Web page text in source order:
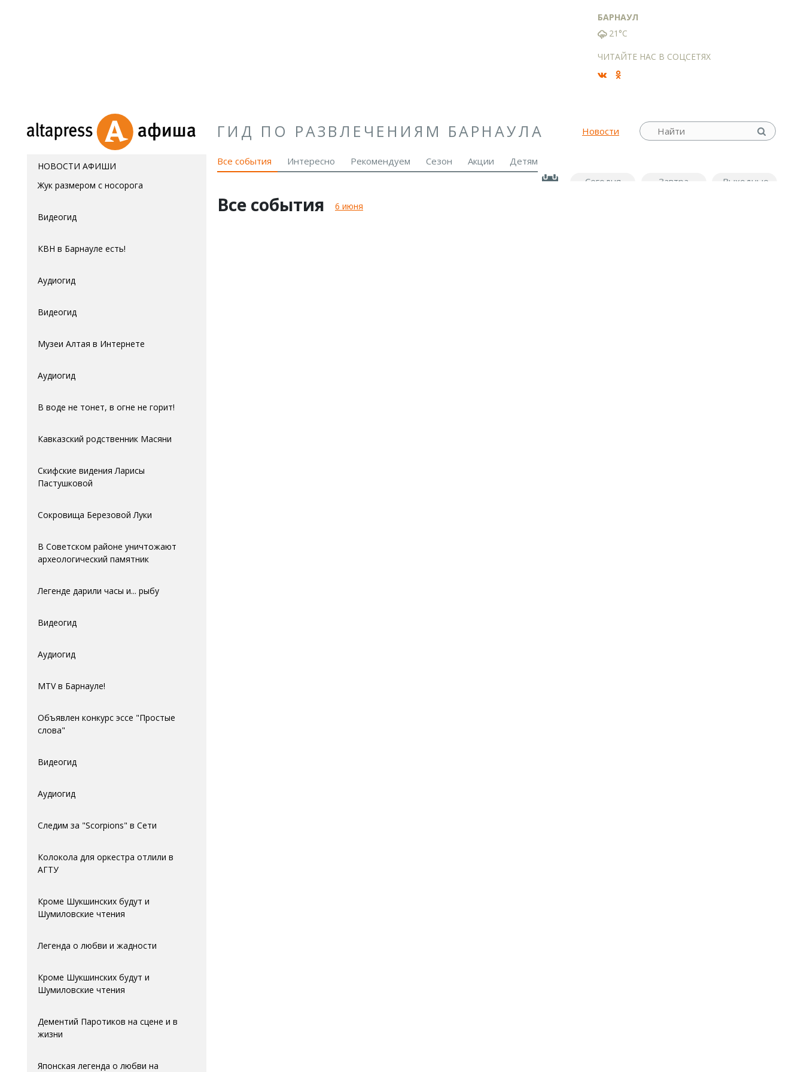
БАРНАУЛ
21°C
ЧИТАЙТЕ НАС В СОЦСЕТЯХ
ГИД ПО РАЗВЛЕЧЕНИЯМ БАРНАУЛА Новости
НОВОСТИ АФИШИ Все события Интересно Рекомендуем Сезон Акции
Детям
Сегодня
Завтра Выходные
Жук размером с носорога
Видеогид
КВН в Барнауле есть!
Аудиогид
Видеогид
Музеи Алтая в Интернете
Аудиогид
В воде не тонет, в огне не горит!
Кавказский родственник Масяни
Скифские видения Ларисы
Пастушковой
Сокровища Березовой Луки
В Советском районе уничтожают
археологический памятник
Легенде дарили часы и... рыбу
Видеогид
Аудиогид
MTV в Барнауле!
Объявлен конкурс эссе "Простые
слова"
Видеогид
Аудиогид
Следим за "Scorpions" в Сети
Колокола для оркестра отлили в
АГTУ
Кроме Шукшинских будут и
Шумиловские чтения
Легенда о любви и жадности
Кроме Шукшинских будут и
Шумиловские чтения
Дементий Паротиков на сцене и в
жизни
Японская легенда о любви на
Все события 6 июня